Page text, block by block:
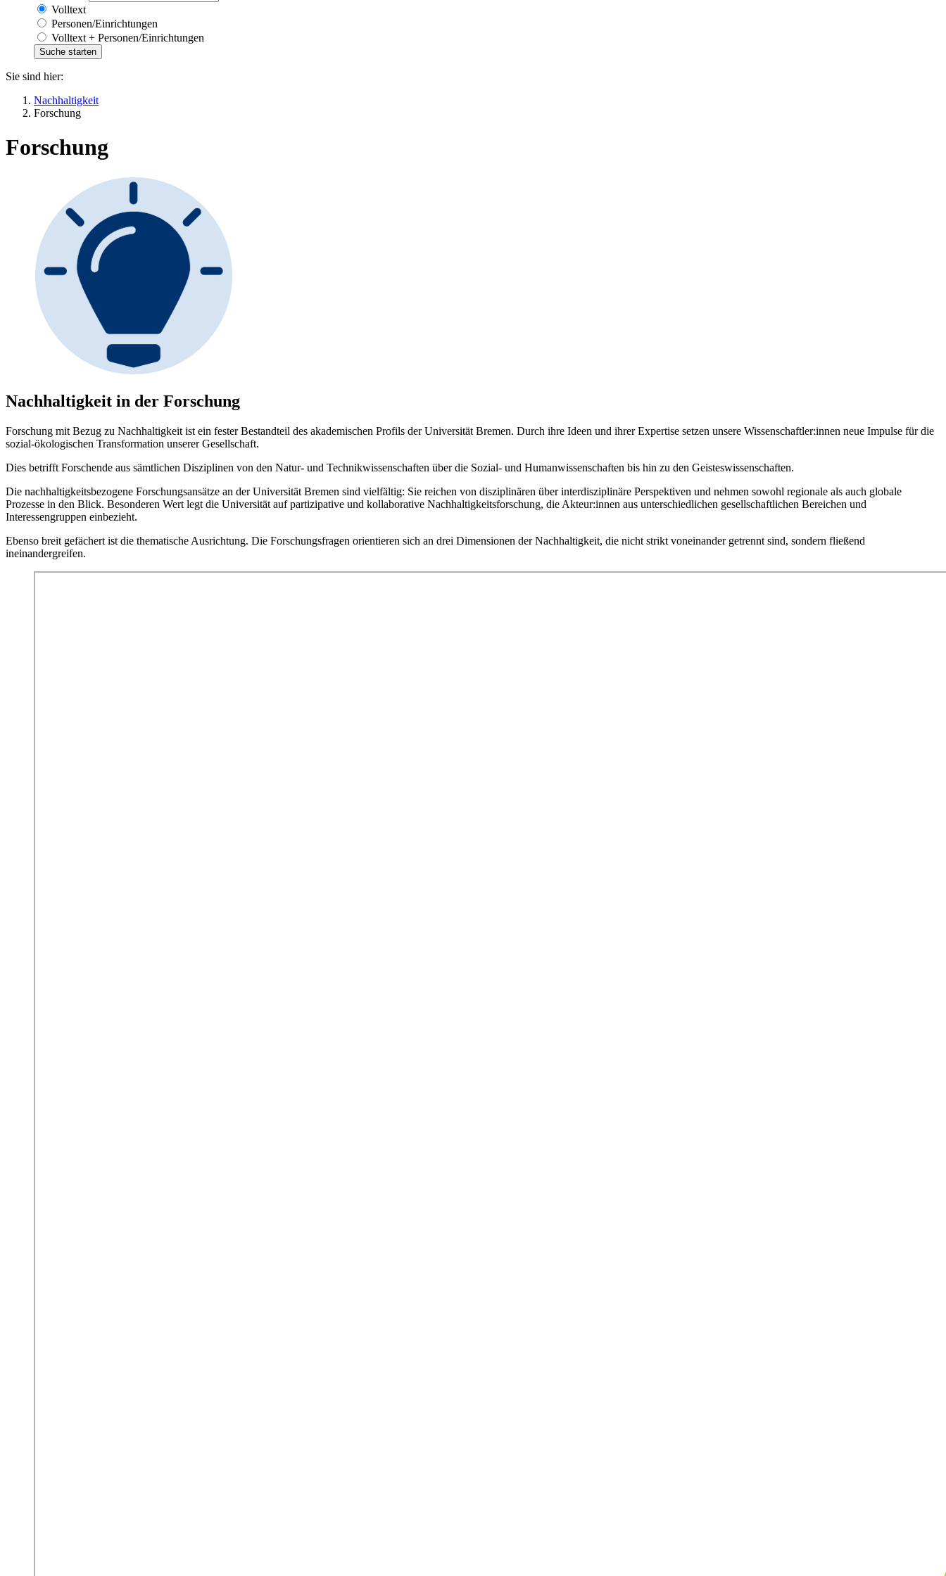
Volltext
Personen/Einrichtungen
Volltext + Personen/Einrichtungen
Sie sind hier:
Nachhaltigkeit
Forschung
Forschung
Nachhaltigkeit in der Forschung
Forschung mit Bezug zu Nachhaltigkeit ist ein fester Bestandteil des akademischen Profils der Universität Bremen. Durch ihre Ideen und ihrer Expertise setzen unsere Wissenschaftler:innen neue Impulse für die
sozial-ökologischen Transformation unserer Gesellschaft.
Dies betrifft Forschende aus sämtlichen Disziplinen von den Natur- und Technikwissenschaften über die Sozial- und Humanwissenschaften bis hin zu den Geisteswissenschaften.
Die nachhaltigkeitsbezogene Forschungsansätze an der Universität Bremen sind vielfältig: Sie reichen von disziplinären über interdisziplinäre Perspektiven und nehmen sowohl regionale als auch globale
Prozesse in den Blick. Besonderen Wert legt die Universität auf partizipative und kollaborative Nachhaltigkeitsforschung, die Akteur:innen aus unterschiedlichen gesellschaftlichen Bereichen und
Interessengruppen einbezieht.
Ebenso breit gefächert ist die thematische Ausrichtung. Die Forschungsfragen orientieren sich an drei Dimensionen der Nachhaltigkeit, die nicht strikt voneinander getrennt sind, sondern fließend
ineinandergreifen.